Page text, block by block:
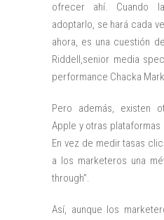
ofrecer ahí. Cuando
adoptarlo, se hará cada
ahora, es una cuestión
Riddell,senior media
performance Chacka
Pero además, existen
Apple y otras
En vez de medir tasas
a los marketeros una
through”.
Así, aunque los